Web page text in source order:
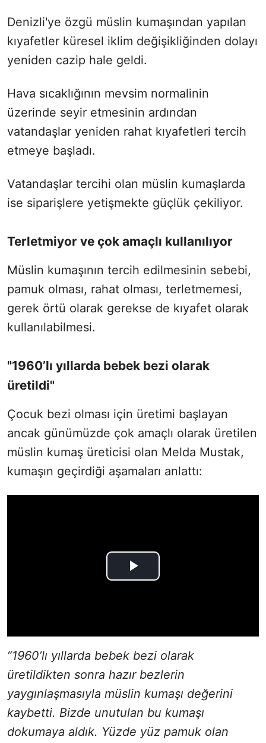
Denizli'ye özgü müslin kumaşından yapılan
kıyafetler küresel iklim değişikliğinden dolayı
yeniden cazip hale geldi.
Hava sıcaklığının mevsim normalinin
üzerinde seyir etmesinin ardından
vatandaşlar yeniden rahat kıyafetleri tercih
etmeye başladı.
Vatandaşlar tercihi olan müslin kumaşlarda
ise siparişlere yetişmekte güçlük çekiliyor.
Terletmiyor ve çok amaçlı kullanılıyor
Müslin kumaşının tercih edilmesinin sebebi,
pamuk olması, rahat olması, terletmemesi,
gerek örtü olarak gerekse de kıyafet olarak
kullanılabilmesi.
"1960’lı yıllarda bebek bezi olarak
üretildi"
Çocuk bezi olması için üretimi başlayan
ancak günümüzde çok amaçlı olarak üretilen
müslin kumaş üreticisi olan Melda Mustak,
kumaşın geçirdiği aşamaları anlattı:
“1960’lı yıllarda bebek bezi olarak
üretildikten sonra hazır bezlerin
yaygınlaşmasıyla müslin kumaşı değerini
kaybetti. Bizde unutulan bu kumaşı
dokumaya aldık. Yüzde yüz pamuk olan